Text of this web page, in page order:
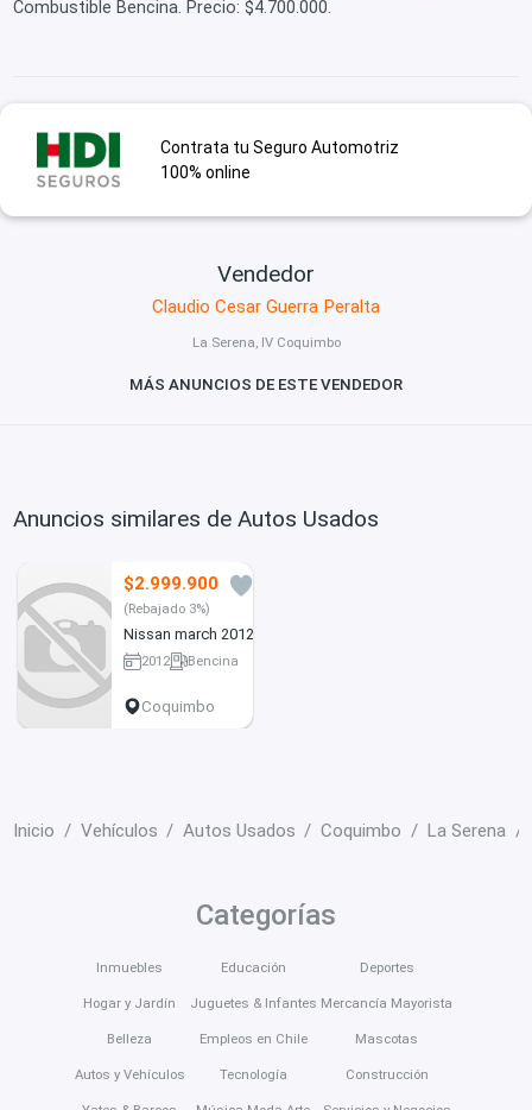
Combustible Bencina. Precio: $4.700.000.
Contrata tu Seguro Automotriz
100% online
Vendedor
Claudio Cesar Guerra Peralta
La Serena, IV Coquimbo
MÁS ANUNCIOS DE ESTE VENDEDOR
Anuncios similares de Autos Usados
$2.999.900
(Rebajado 3%)
Nissan march 2012
2012
Bencina
Coquimbo
Inicio Vehículos Autos Usados Coquimbo La Serena
Categorías
Inmuebles
Hogar y Jardín
Belleza
Autos y Vehículos
Educación
Juguetes & Infantes
Empleos en Chile
Tecnología
Deportes
Mercancía Mayorista
Mascotas
Construcción